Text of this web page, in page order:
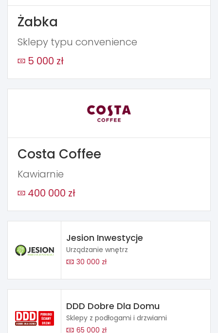
Żabka
Sklepy typu convenience
5 000 zł
Costa Coffee
Kawiarnie
400 000 zł
Jesion Inwestycje
Urządzanie wnętrz
30 000 zł
DDD Dobre Dla Domu
Sklepy z podłogami i drzwiami
65 000 zł